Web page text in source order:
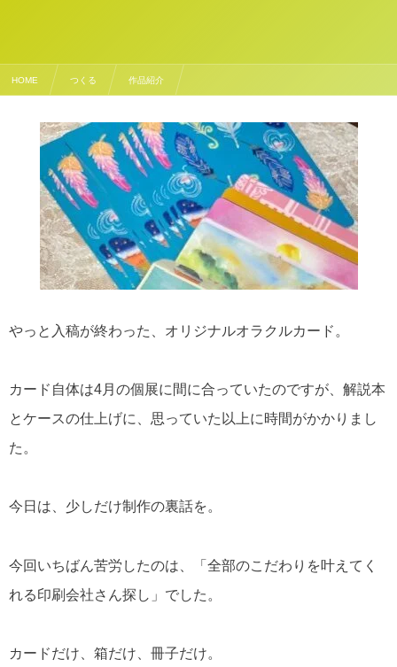
HOME つくる 作品紹介
やっと入稿が終わった、オリジナルオラクルカード。
カード自体は4月の個展に間に合っていたのですが、解説本
とケースの仕上げに、思っていた以上に時間がかかりまし
た。
今日は、少しだけ制作の裏話を。
今回いちばん苦労したのは、「全部のこだわりを叶えてく
れる印刷会社さん探し」でした。
カードだけ、箱だけ、冊子だけ。